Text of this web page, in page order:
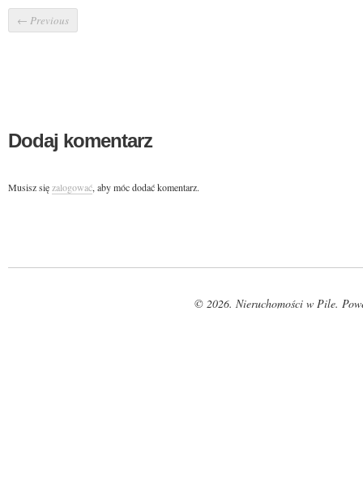
← Previous
Dodaj komentarz
Musisz sięzalogować, aby móc dodać komentarz.
© 2026. Nieruchomości w Pile.